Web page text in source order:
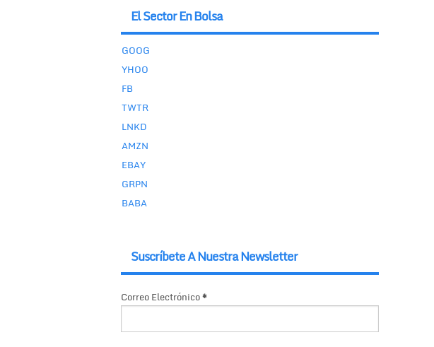
El Sector En Bolsa
GOOG
YHOO
FB
TWTR
LNKD
AMZN
EBAY
GRPN
BABA
Suscríbete A Nuestra Newsletter
Correo Electrónico*